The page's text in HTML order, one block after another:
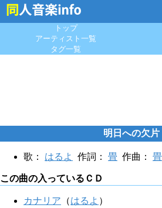
トップ
アーティスト一覧
タグ一覧
明日への欠片
歌： はるよ 作詞： 畳 作曲： 畳
この曲の入っているＣＤ
カナリア （はるよ ）